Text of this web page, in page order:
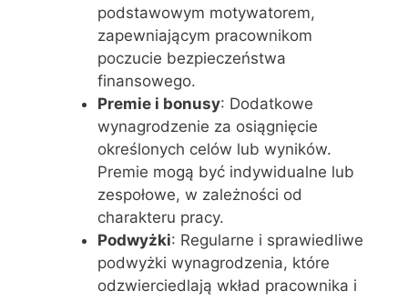
podstawowym motywatorem,
zapewniającym pracownikom
poczucie bezpieczeństwa
finansowego.
Premie i bonusy: Dodatkowe
wynagrodzenie za osiągnięcie
określonych celów lub wyników.
Premie mogą być indywidualne lub
zespołowe, w zależności od
charakteru pracy.
Podwyżki: Regularne i sprawiedliwe
podwyżki wynagrodzenia, które
odzwierciedlają wkład pracownika i